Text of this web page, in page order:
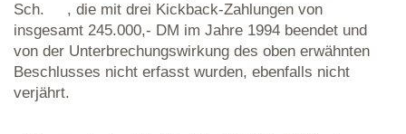
Sch. , die mit drei Kickback-Zahlungen von
insgesamt 245.000,- DM im Jahre 1994 beendet und
von der Unterbrechungswirkung des oben erwähnten
Beschlusses nicht erfasst wurden, ebenfalls nicht
verjährt.